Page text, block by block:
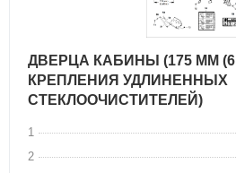
ДВЕРЦА КАБИНЫ (175 ММ
КРЕПЛЕНИЯ УДЛИНЕННЫХ
СТЕКЛООЧИСТИТЕЛЕЙ)
1
2